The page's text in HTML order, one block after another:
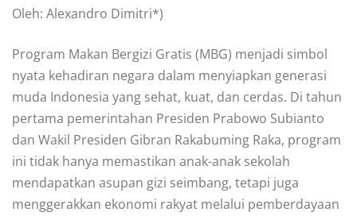
Oleh: Alexandro Dimitri*)
Program Makan Bergizi Gratis (MBG) menjadi simbol
nyata kehadiran negara dalam menyiapkan generasi
muda Indonesia yang sehat, kuat, dan cerdas. Di tahun
pertama pemerintahan Presiden Prabowo Subianto
dan Wakil Presiden Gibran Rakabuming Raka, program
ini tidak hanya memastikan anak-anak sekolah
mendapatkan asupan gizi seimbang, tetapi juga
menggerakkan ekonomi rakyat melalui pemberdayaan